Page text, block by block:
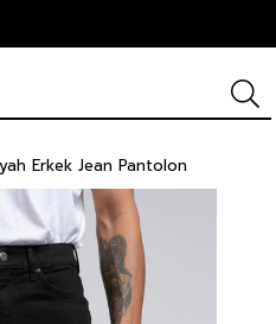
Erkek Jean Pantolon